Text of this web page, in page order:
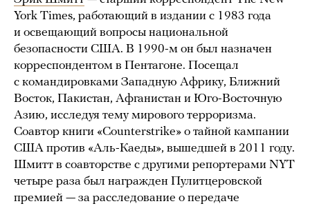
York Times, работающий в издании с 1983 года
и освещающий вопросы национальной
безопасности США. В 1990-м он был назначен
корреспондентом в Пентагоне. Посещал
с командировками Западную Африку, Ближний
Восток, Пакистан, Афганистан и Юго-Восточную
Азию, исследуя тему мирового терроризма.
Соавтор книги «Counterstrike» о тайной кампании
США против «Аль-Каеды», вышедшей в 2011 году.
Шмитт в соавторстве с другими репортерами NYT
четыре раза был награжден Пулитцеровской
премией — за расследование о передаче